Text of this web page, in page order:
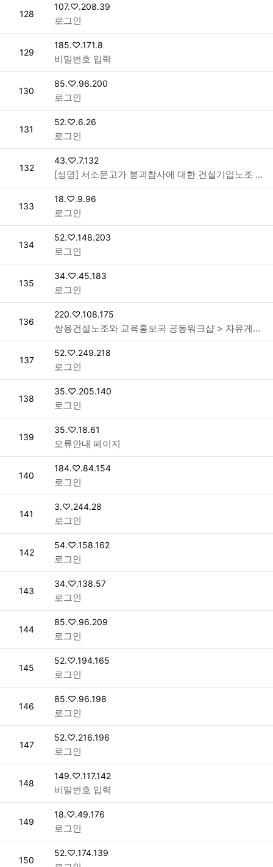
번호
128
접속자
107.♡.208.39
로그인
번호
129
접속자
185.♡.171.8
비밀번호 입력
번호
130
접속자
85.♡.96.200
로그인
번호
131
접속자
52.♡.6.26
로그인
번호
132
접속자
43.♡.7.132
[성명] 서소문고가 붕괴참사에 대한 건설기업노조 성명서 > 성명/보도
번호
133
접속자
18.♡.9.96
로그인
번호
134
접속자
52.♡.148.203
로그인
번호
135
접속자
34.♡.45.183
로그인
번호
136
접속자
220.♡.108.175
쌍용건설노조와 교육홍보국 공동워크샵 > 자유게시판
번호
137
접속자
52.♡.249.218
로그인
번호
138
접속자
35.♡.205.140
로그인
번호
139
접속자
35.♡.18.61
오류안내 페이지
번호
140
접속자
184.♡.84.154
로그인
번호
141
접속자
3.♡.244.28
로그인
번호
142
접속자
54.♡.158.162
로그인
번호
143
접속자
34.♡.138.57
로그인
번호
144
접속자
85.♡.96.209
로그인
번호
145
접속자
52.♡.194.165
로그인
번호
146
접속자
85.♡.96.198
로그인
번호
147
접속자
52.♡.216.196
로그인
번호
148
접속자
149.♡.117.142
비밀번호 입력
번호
149
접속자
18.♡.49.176
로그인
번호
150
접속자
52.♡.174.139